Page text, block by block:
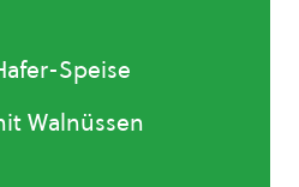
Speise
Walnüssen